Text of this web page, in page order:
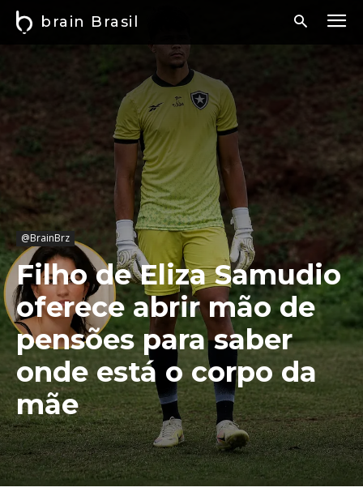
brain Brasil
@BrainBrz
Filho de Eliza Samudio
oferece abrir mão de
pensões para saber
onde está o corpo da
mãe